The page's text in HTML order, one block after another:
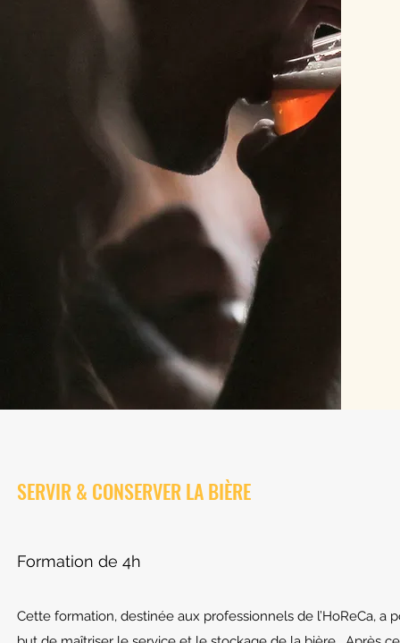
SERVIR & CONSERVER LA BIÈRE
Formation de 4h
Cette formation, destinée aux professionnels de l’HoReCa, a